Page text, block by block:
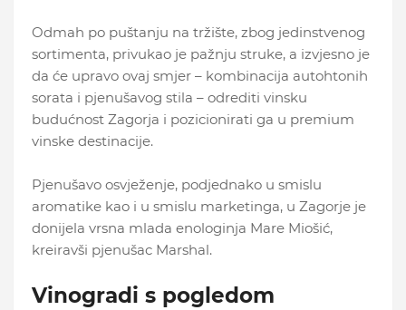
Odmah po puštanju na tržište, zbog jedinstvenog
sortimenta, privukao je pažnju struke, a izvjesno je
da će upravo ovaj smjer – kombinacija autohtonih
sorata i pjenušavog stila – odrediti vinsku
budućnost Zagorja i pozicionirati ga u premium
vinske destinacije.
Pjenušavo osvježenje, podjednako u smislu
aromatike kao i u smislu marketinga, u Zagorje je
donijela vrsna mlada enologinja Mare Miošić,
kreiravši pjenušac Marshal.
Vinogradi s pogledom